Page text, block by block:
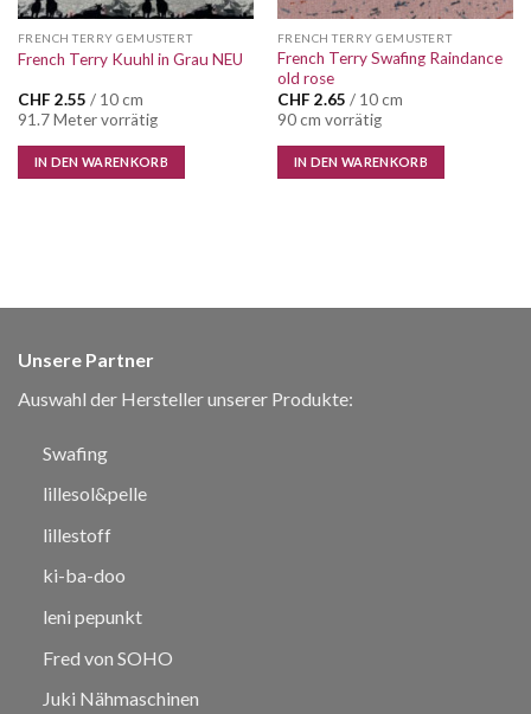
FRENCH TERRY GEMUSTERT
French Terry Kuuhl in Grau NEU
CHF 2.55 / 10 cm
91.7 Meter vorrätig
IN DEN WARENKORB
FRENCH TERRY GEMUSTERT
French Terry Swafing Raindance
old rose
CHF 2.65 / 10 cm
90 cm vorrätig
IN DEN WARENKORB
Unsere Partner
Auswahl der Hersteller unserer Produkte:
Swafing
lillesol&pelle
lillestoff
ki-ba-doo
leni pepunkt
Fred von SOHO
Juki Nähmaschinen